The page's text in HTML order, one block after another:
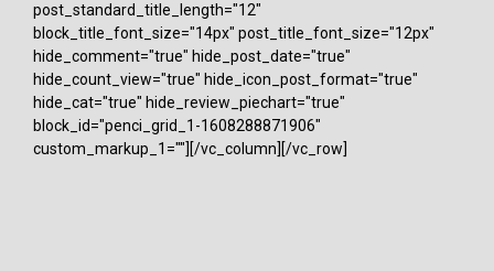
post_standard_title_length="12"
block_title_font_size="14px" post_title_font_size="12px"
hide_comment="true" hide_post_date="true"
hide_count_view="true" hide_icon_post_format="true"
hide_cat="true" hide_review_piechart="true"
block_id="penci_grid_1-1608288871906"
custom_markup_1=""][/vc_column][/vc_row]